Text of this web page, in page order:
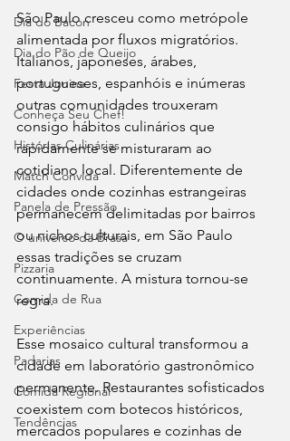
Dia do Bacon
Dia do Pão de Queijo
Festa Junina
Conheça Seu Chef!
Histórias Culinárias
Match Convida
Panela de Pressão
O universo da Brasa
Pizzaria
Comida de Rua
Experiências
Padarias
Comida Regional
Tendências
São Paulo cresceu como metrópole
alimentada por fluxos migratórios.
Italianos, japoneses, árabes,
portugueses, espanhóis e inúmeras
outras comunidades trouxeram
consigo hábitos culinários que
rapidamente se misturaram ao
cotidiano local. Diferentemente de
cidades onde cozinhas estrangeiras
permanecem delimitadas por bairros
ou nichos culturais, em São Paulo
essas tradições se cruzam
continuamente. A mistura tornou-se
regra.
Esse mosaico cultural transformou a
cidade em laboratório gastronômico
permanente. Restaurantes sofisticados
coexistem com botecos históricos,
mercados populares e cozinhas de